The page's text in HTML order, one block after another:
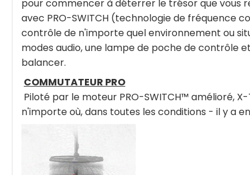
pour commencer à déterrer le trésor que vous
avec PRO-SWITCH (technologie de fréquence
contrôle de n'importe quel environnement ou
modes audio, une lampe de poche de contrôle
balancer.
COMMUTATEUR PRO
Piloté par le moteur PRO-SWITCH™ amélioré,
n'importe où, dans toutes les conditions - il y a